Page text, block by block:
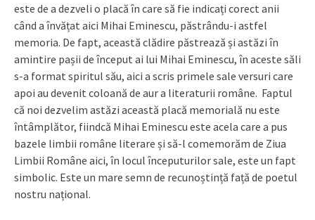
este de a dezveli o placă în care să fie indicați corect anii
când a învățat aici Mihai Eminescu, păstrându-i astfel
memoria. De fapt, această clădire păstrează și astăzi în
amintire pașii de început ai lui Mihai Eminescu, în aceste săli
s-a format spiritul său, aici a scris primele sale versuri care
apoi au devenit coloană de aur a literaturii române. Faptul
că noi dezvelim astăzi această placă memorială nu este
întâmplător, fiindcă Mihai Eminescu este acela care a pus
bazele limbii române literare și să-l comemorăm de Ziua
Limbii Române aici, în locul începuturilor sale, este un fapt
simbolic. Este un mare semn de recunoștință față de poetul
nostru național.